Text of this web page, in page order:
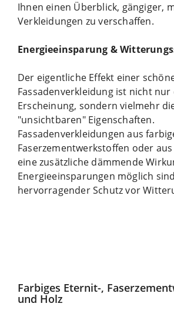
Ihnen einen Überblick, gängiger,
Verkleidungen zu verschaffen.
Energieeinsparung &
Der eigentliche Effekt einer
Fassadenverkleidung ist nicht nur
Erscheinung, sondern vielmehr
"unsichtbaren" Eigenschaften.
Fassadenverkleidungen aus
Faserzementwerkstoffen oder
eine zusätzliche dämmende
Energieeinsparungen möglich
hervorragender Schutz vor
Farbiges Eternit-,
und Holz